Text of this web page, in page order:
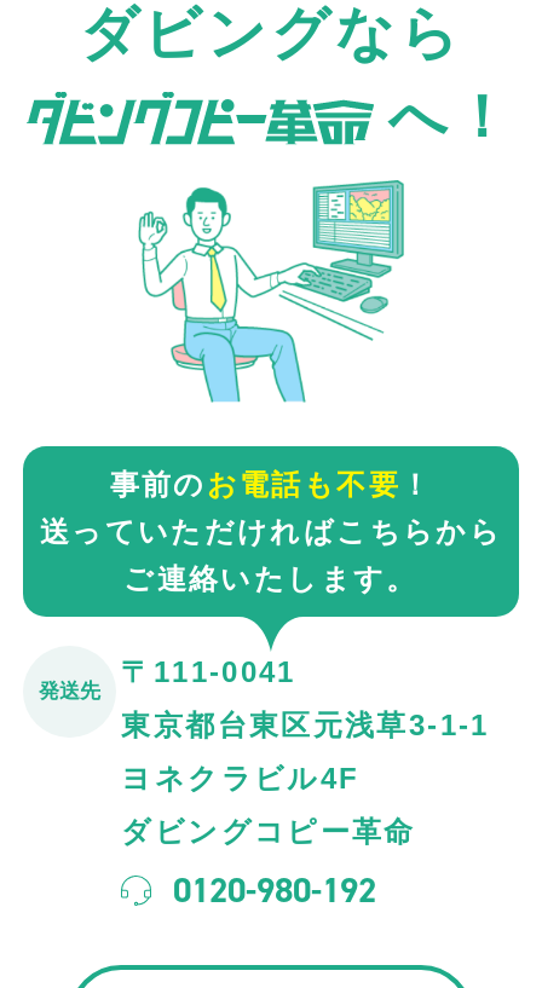
ダビングなら
へ！
事前の お電話も不要 ！
送っていただければこちらから
ご連絡いたします。
発送先
〒111-0041
東京都台東区元浅草3-1-1
ヨネクラビル4F
ダビングコピー革命
0120-980-192